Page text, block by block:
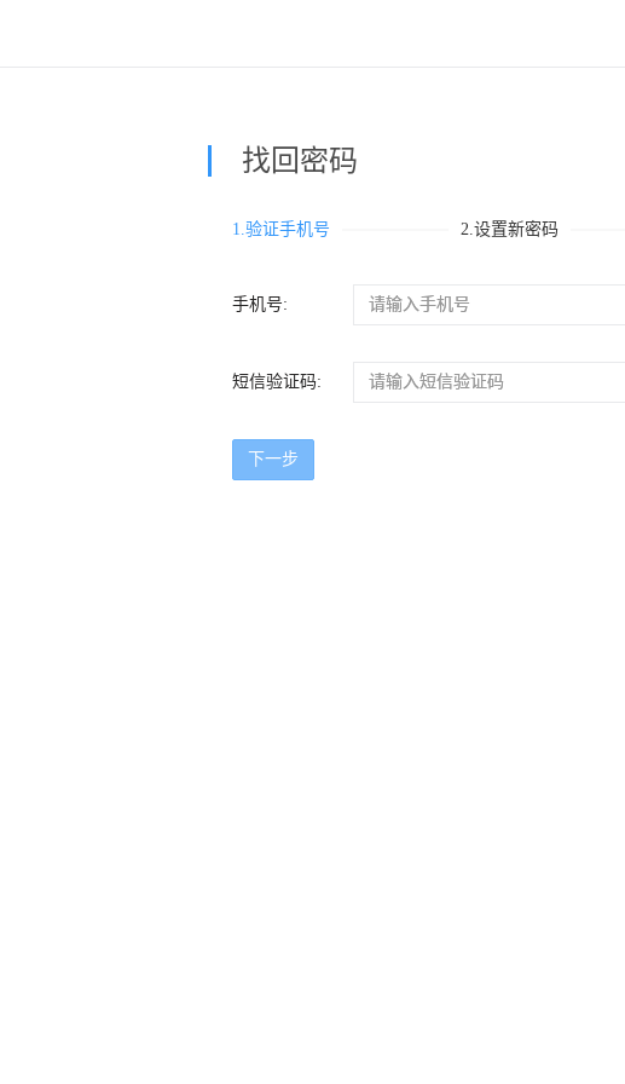
找回密码
1.验证手机号 2.设置新密码
手机号:
短信验证码:
下一步